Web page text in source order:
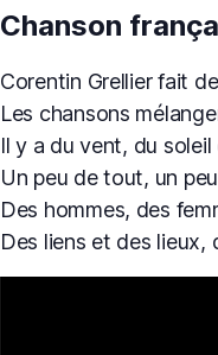
Chanson
Corentin Grellier fait
Les chansons
Il y a du vent, du
Un peu de tout, un
Des hommes, des
Des liens et des lieux,